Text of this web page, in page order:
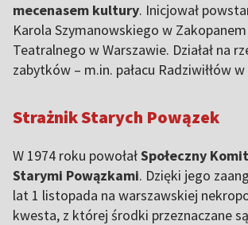
mecenasem kultury. Inicjował
Karola Szymanowskiego w
Teatralnego w Warszawie. Działał na
zabytków – m.in. pałacu Radziwiłłów
Strażnik Starych Powązek
W 1974 roku powołałSpołeczny
Starymi Powązkami. Dzięki jego
lat 1 listopada na warszawskiej
kwesta, z której środki przeznaczane